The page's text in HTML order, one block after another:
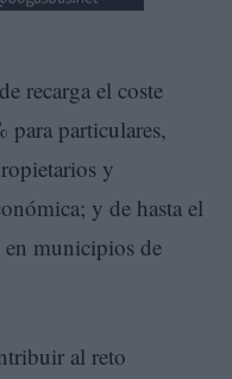
recarga el coste
para particulares,
y
y de hasta el
en municipios de
al reto